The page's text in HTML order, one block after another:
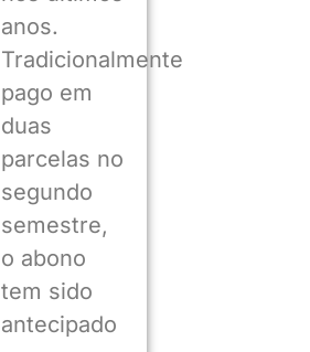
anos.
Tradicionalmente
pago em
duas
parcelas no
segundo
semestre,
o abono
tem sido
antecipado